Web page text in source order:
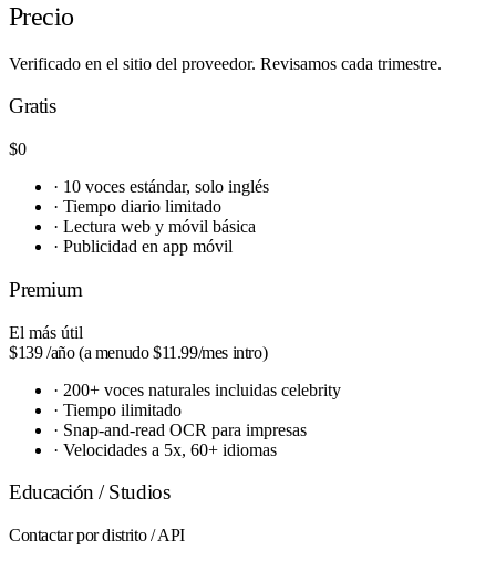
Precio
Verificado en el sitio del proveedor. Revisamos cada trimestre.
Gratis
$0
· 10 voces estándar, solo inglés
· Tiempo diario limitado
· Lectura web y móvil básica
· Publicidad en app móvil
Premium
El más útil
$139/año (a menudo $11.99/mes intro)
· 200+ voces naturales incluidas celebrity
· Tiempo ilimitado
· Snap-and-read OCR para impresas
· Velocidades a 5x, 60+ idiomas
Educación / Studios
Contactarpor distrito / API